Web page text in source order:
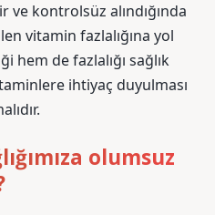
ve kontrolsüz alındığında
vitamin fazlalığına yol
hem de fazlalığı sağlık
ihtiyaç duyulması
olumsuz